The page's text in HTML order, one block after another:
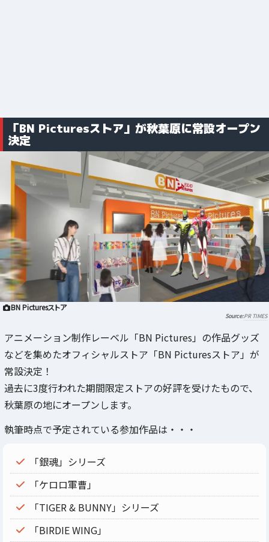
「BN Picturesストア」が秋葉原に常設オープン
決定
BN Picturesストア
PR TIMES
アニメーション制作レーベル「BN Pictures」の作品グッズ
などを集めたオフィシャルストア「BN Picturesストア」が
常設決定！
過去に3度行われた期間限定ストアの好評を受けたもので、
秋葉原の地にオープンします。
執筆時点で予定されている参加作品は・・・
「銀魂」シリーズ
「ケロロ軍曹」
「TIGER & BUNNY」シリーズ
「BIRDIE WING」